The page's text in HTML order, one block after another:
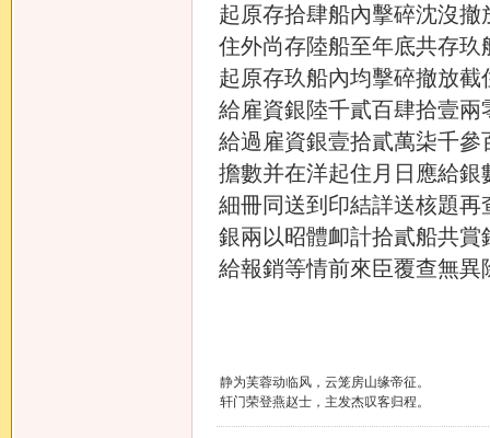
起原存拾肆船內擊碎沈沒
住外尚存陸船至年底共存
起原存玖船內均擊碎撤放
給雇資銀陸千貳百肆拾壹
給過雇資銀壹拾貳萬柒千
擔數并在洋起住月日應給
細冊同送到印結詳送核題
銀兩以昭體卹計拾貳船共
給報銷等情前來臣覆查無
静为芙蓉动临风，云笼房山缘帝征。
轩门荣登燕赵士，主发杰叹客归程。